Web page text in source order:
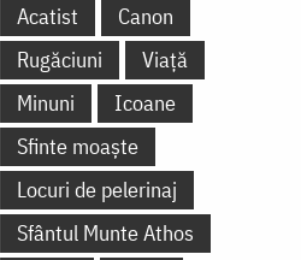
Acatist
Canon
Rugăciuni
Viață
Minuni
Icoane
Sfinte moaște
Locuri de pelerinaj
Sfântul Munte Athos